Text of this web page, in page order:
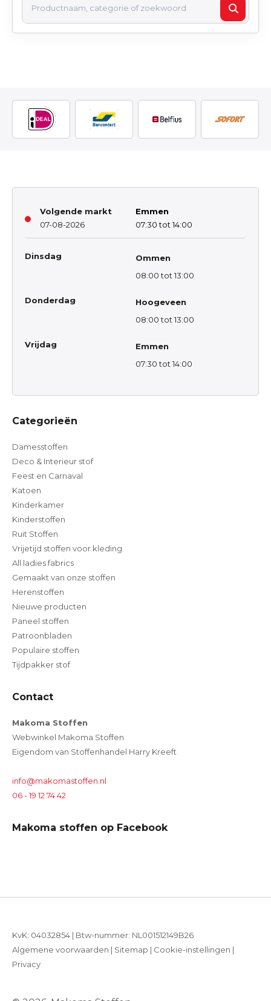
Volgende markt
07-08-2026
Emmen
07:30 tot 14:00
Dinsdag
Ommen
08:00 tot 13:00
Donderdag
Hoogeveen
08:00 tot 13:00
Vrijdag
Emmen
07:30 tot 14:00
Categorieën
Damesstoffen
Deco & Interieur stof
Feest en Carnaval
Katoen
Kinderkamer
Kinderstoffen
Ruit Stoffen
Vrijetijd stoffen voor kleding
All ladies fabrics
Gemaakt van onze stoffen
Herenstoffen
Nieuwe producten
Paneel stoffen
Patroonbladen
Populaire stoffen
Tijdpakker stof
Contact
Makoma Stoffen
Webwinkel Makoma Stoffen
Eigendom van Stoffenhandel Harry Kreeft
info@makomastoffen.nl
06 - 19 12 74 42
Makoma stoffen op Facebook
KvK: 04032854 | Btw-nummer: NL001512149B26
Algemene voorwaarden | Sitemap | Cookie-instellingen |
Privacy